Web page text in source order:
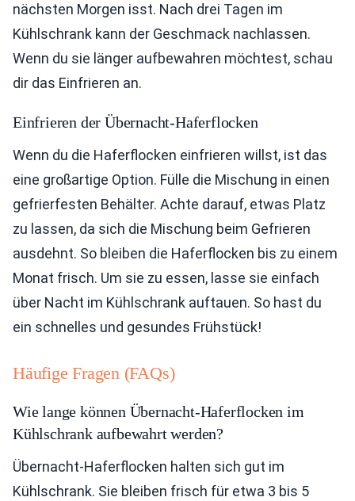
nächsten Morgen isst. Nach drei Tagen im
Kühlschrank kann der Geschmack nachlassen.
Wenn du sie länger aufbewahren möchtest, schau
dir das Einfrieren an.
Einfrieren der Übernacht-Haferflocken
Wenn du die Haferflocken einfrieren willst, ist das
eine großartige Option. Fülle die Mischung in einen
gefrierfesten Behälter. Achte darauf, etwas Platz
zu lassen, da sich die Mischung beim Gefrieren
ausdehnt. So bleiben die Haferflocken bis zu einem
Monat frisch. Um sie zu essen, lasse sie einfach
über Nacht im Kühlschrank auftauen. So hast du
ein schnelles und gesundes Frühstück!
Häufige Fragen (FAQs)
Wie lange können Übernacht-Haferflocken im
Kühlschrank aufbewahrt werden?
Übernacht-Haferflocken halten sich gut im
Kühlschrank. Sie bleiben frisch für etwa 3 bis 5